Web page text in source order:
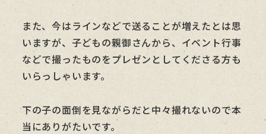
また、今はラインなどで送ることが増えたとは思
いますが、子どもの親御さんから、イベント行事
などで撮ったものをプレゼンとしてくださる方も
いらっしゃいます。
下の子の面倒を見ながらだと中々撮れないので本
当にありがたいです。